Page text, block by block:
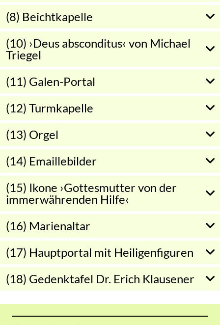
(8) Beichtkapelle
(10) ›Deus absconditus‹ von Michael
Triegel
(11) Galen-Portal
(12) Turmkapelle
(13) Orgel
(14) Emaillebilder
(15) Ikone ›Gottesmutter von der
immerwährenden Hilfe‹
(16) Marienaltar
(17) Hauptportal mit Heiligenfiguren
(18) Gedenktafel Dr. Erich Klausener